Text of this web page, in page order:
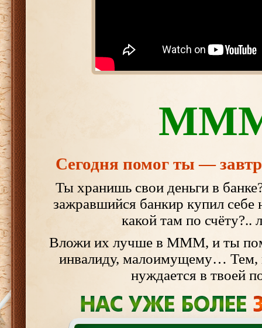
Сегодня помог ты —
Ты хранишь свои деньги в
зажравшийся банкир купил себе
какой там по счёту?..
Вложи их лучше в МММ, и ты
инвалиду, малоимущему… Тем,
нуждается в твоей